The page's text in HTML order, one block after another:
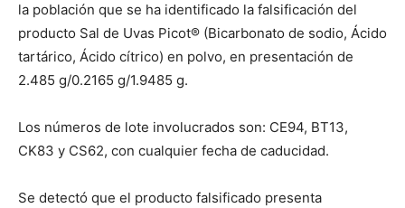
la población que se ha identificado la falsificación del
producto Sal de Uvas Picot®️ (Bicarbonato de sodio, Ácido
tartárico, Ácido cítrico) en polvo, en presentación de
2.485 g/0.2165 g/1.9485 g.
Los números de lote involucrados son: CE94, BT13,
CK83 y CS62, con cualquier fecha de caducidad.
Se detectó que el producto falsificado presenta